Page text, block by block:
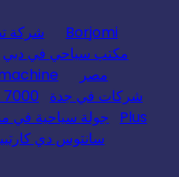
Borjomi
شركة
مكتب سياحي في دبي
مصر
شركات في جدة
7000
Plus
جولة سياحية في
سانتوس دي